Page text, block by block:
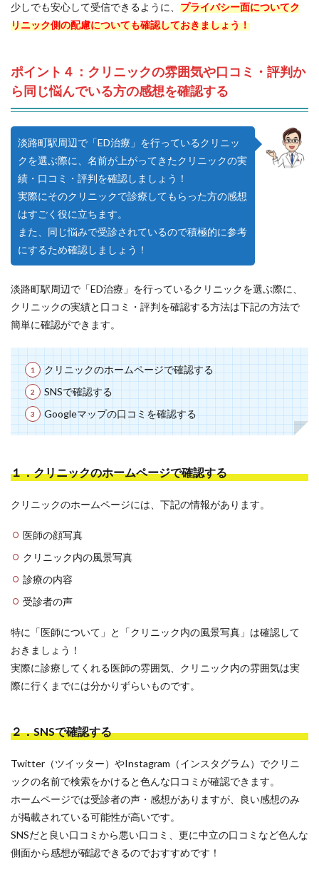
少しでも安心して受信できるように、 プライバシー面についてク
リニック側の配慮についても確認しておきましょう！
ポイント４：クリニックの雰囲気や口コミ・評判か
ら同じ悩んでいる方の感想を確認する
淡路町駅周辺で「ED治療」を行っているクリニッ
クを選ぶ際に、名前が上がってきたクリニックの実
績・口コミ・評判を確認しましょう！
実際にそのクリニックで診療してもらった方の感想
はすごく役に立ちます。
また、同じ悩みで受診されているので積極的に参考
にするため確認しましょう！
淡路町駅周辺で「ED治療」を行っているクリニックを選ぶ際に、
クリニックの実績と口コミ・評判を確認する方法は下記の方法で
簡単に確認ができます。
クリニックのホームページで確認する
SNSで確認する
Googleマップの口コミを確認する
１．クリニックのホームページで確認する
クリニックのホームページには、下記の情報があります。
医師の顔写真
クリニック内の風景写真
診療の内容
受診者の声
特に「医師について」と「クリニック内の風景写真」は確認して
おきましょう！
実際に診療してくれる医師の雰囲気、クリニック内の雰囲気は実
際に行くまでには分かりずらいものです。
２．SNSで確認する
Twitter（ツイッター）やInstagram（インスタグラム）でクリニ
ックの名前で検索をかけると色んな口コミが確認できます。
ホームページでは受診者の声・感想がありますが、良い感想のみ
が掲載されている可能性が高いです。
SNSだと良い口コミから悪い口コミ、更に中立の口コミなど色んな
側面から感想が確認できるのでおすすめです！